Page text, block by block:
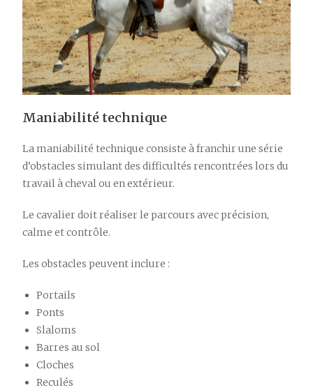
Maniabilité technique
La maniabilité technique consiste à franchir une série
d’obstacles simulant des difficultés rencontrées lors du
travail à cheval ou en extérieur.
Le cavalier doit réaliser le parcours avec précision,
calme et contrôle.
Les obstacles peuvent inclure :
Portails
Ponts
Slaloms
Barres au sol
Cloches
Reculés